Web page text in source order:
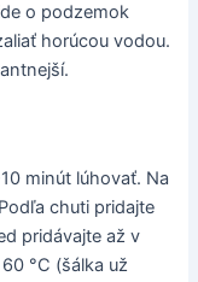
o podzemok
horúcou vodou.
minút lúhovať. Na
chuti pridajte
pridávajte až v
°C (šálka už